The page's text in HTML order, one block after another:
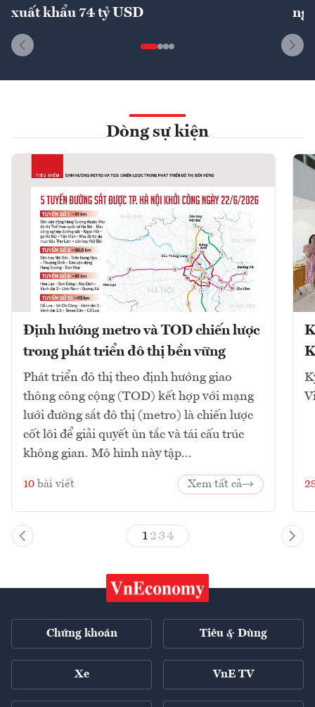
xuất khẩu 74 tỷ USD
Dòng sự kiện
Định hướng metro và TOD chiến lược
trong phát triển đô thị bền vững
Phát triển đô thị theo định hướng giao
thông công cộng (TOD) kết hợp với mạng
lưới đường sắt đô thị (metro) là chiến lược
cốt lõi để giải quyết ùn tắc và tái cấu trúc
không gian. Mô hình này tập...
10 bài viết Xem tất cả
1 23 4
Chứng khoán Tiêu & Dùng
Xe VnE TV